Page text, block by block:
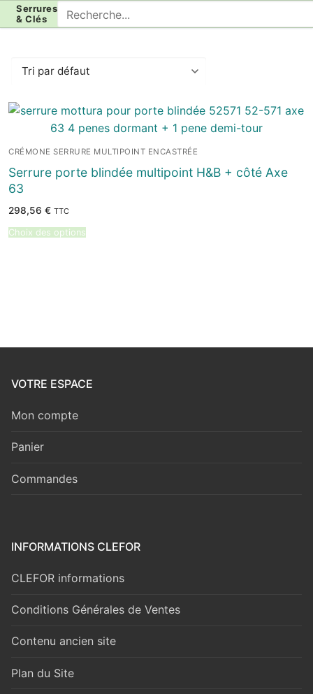
Aller
au
Serrures
& Clés
Rechercher
:
CRÉMONE SERRURE MULTIPOINT ENCASTRÉE
Serrure porte blindée multipoint H&B + côté Axe
63
298,56 € TTC
Choix des options
VOTRE ESPACE
Mon compte
Panier
Commandes
INFORMATIONS CLEFOR
CLEFOR informations
Conditions Générales de Ventes
Contenu ancien site
Plan du Site